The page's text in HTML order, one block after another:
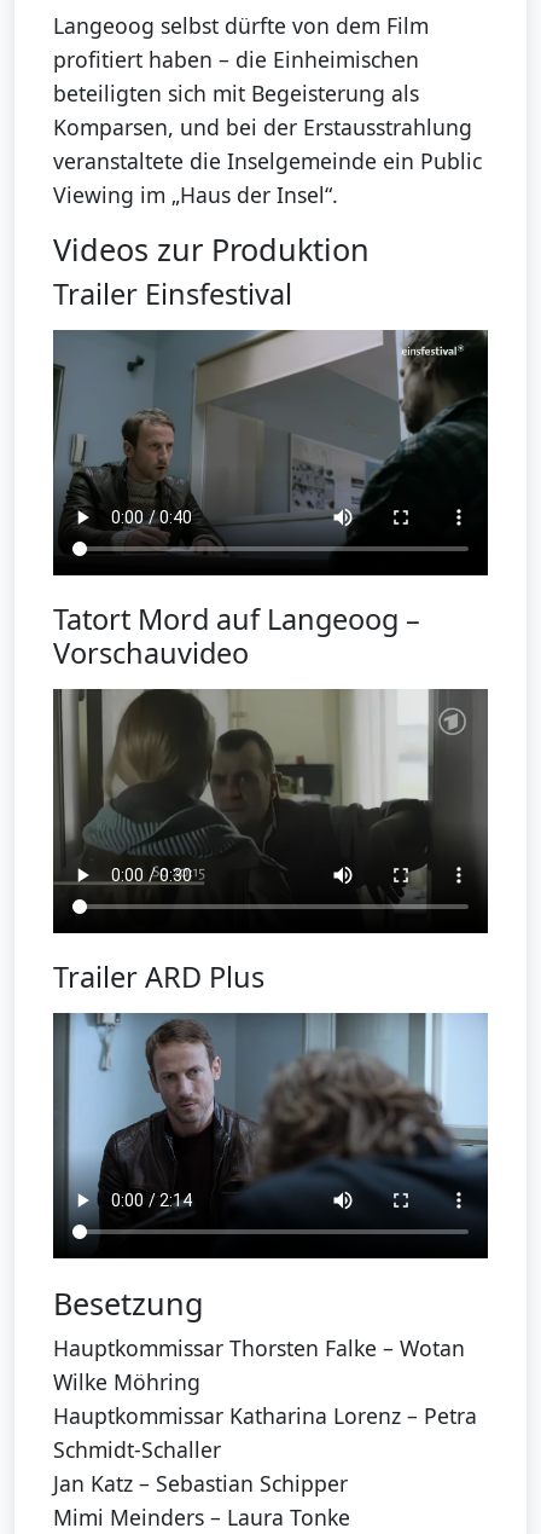
Langeoog selbst dürfte von dem Film
profitiert haben – die Einheimischen
beteiligten sich mit Begeisterung als
Komparsen, und bei der Erstausstrahlung
veranstaltete die Inselgemeinde ein Public
Viewing im „Haus der Insel“.
Videos zur Produktion
Trailer Einsfestival
Tatort Mord auf Langeoog –
Vorschauvideo
Trailer ARD Plus
Besetzung
Hauptkommissar Thorsten Falke – Wotan
Wilke Möhring
Hauptkommissar Katharina Lorenz – Petra
Schmidt-Schaller
Jan Katz – Sebastian Schipper
Mimi Meinders – Laura Tonke